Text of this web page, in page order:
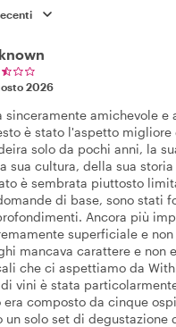
2026
sinceramente amichevole e
è stato l'aspetto migliore
solo da pochi anni, la
sua cultura, della sua
è sembrata piuttosto
di base, sono stati
Ancora più
superficiale e
mancava carattere e non
che ci aspettiamo da
vini è stata
era composto da cinque
un solo set di degustazione